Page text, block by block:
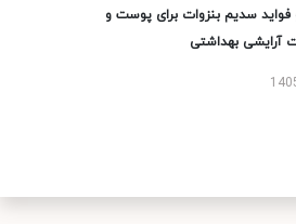
سدیم بنزوات برای پوست و
بهداشتی